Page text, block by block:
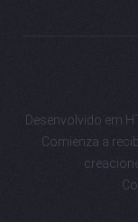
Desenvolvido em
Comienza a